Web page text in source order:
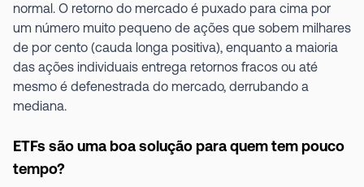
normal. O retorno do mercado é puxado para cima por
um número muito pequeno de ações que sobem milhares
de por cento (cauda longa positiva), enquanto a maioria
das ações individuais entrega retornos fracos ou até
mesmo é defenestrada do mercado, derrubando a
mediana.
ETFs são uma boa solução para quem tem pouco
tempo?